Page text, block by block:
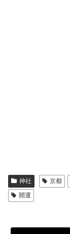
神社 京都
開運